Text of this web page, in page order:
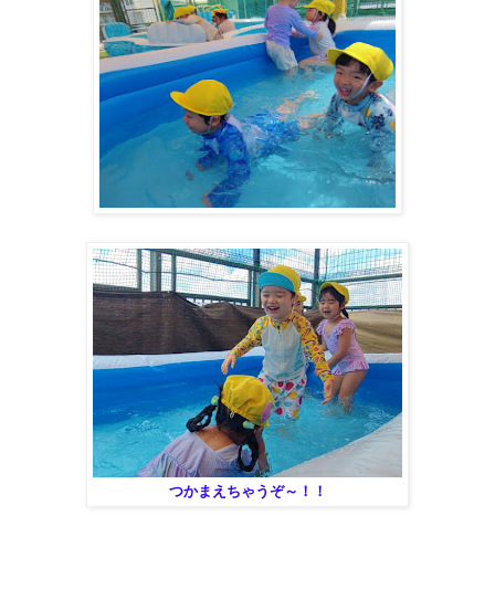
つかまえちゃうぞ～！！